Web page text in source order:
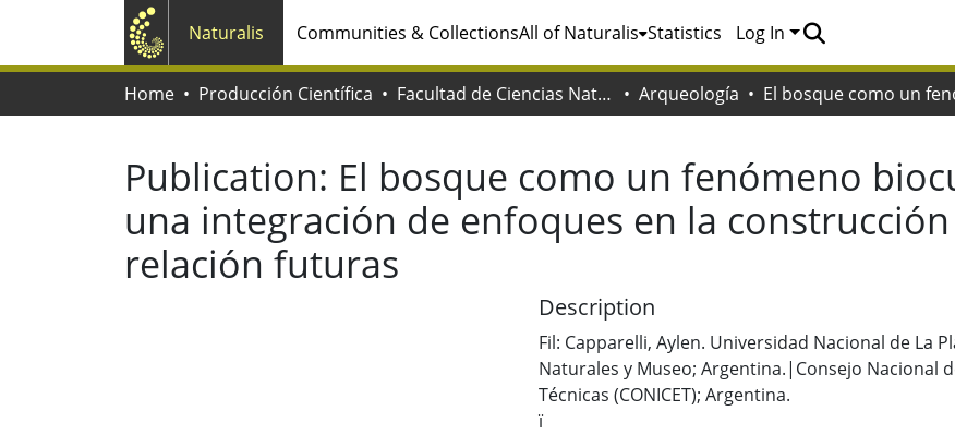
Naturalis Communities & CollectionsAll of Naturalis Statistics Log In
Home Producción Científica Facultad de Ciencias Naturales y Museo Arqueología
Publication: El bosque como un fenómeno
una integración de enfoques en la
relación futuras
Description
Fil: Capparelli, Aylen. Universidad Nacional de La
Naturales y Museo; Argentina.|Consejo Nacional
Técnicas (CONICET); Argentina.
ï